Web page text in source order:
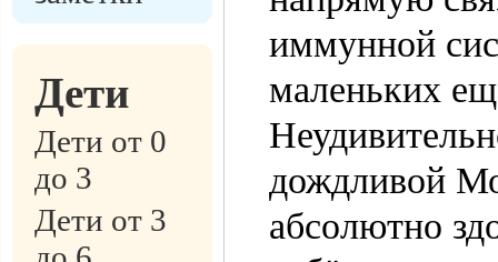
Дети
Дети от 0
до 3
Дети от 3
иммунной
маленьких
дождливой
абсолютно